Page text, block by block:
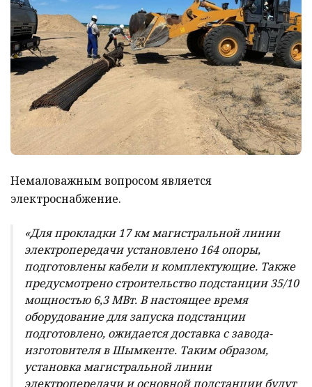
Немаловажным вопросом является
электроснабжение.
«Для прокладки 17 км магистральной линии
электропередачи установлено 164 опоры,
подготовлены кабели и комплектующие. Также
предусмотрено строительство подстанции 35/10
мощностью 6,3 МВт. В настоящее время
оборудование для запуска подстанции
подготовлено, ожидается доставка с завода-
изготовителя в Шымкенте. Таким образом,
установка магистральной линии
электропередачи и основной подстанции будут